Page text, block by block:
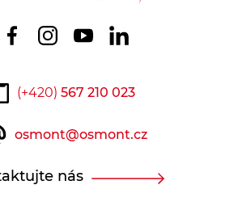
(+420) 567 210 023
osmont@osmont.cz
nás